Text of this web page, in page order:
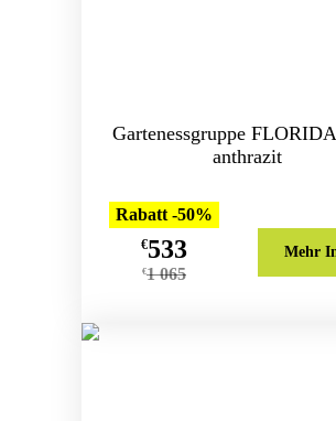
Gartenessgruppe
anthrazit
Rabatt -50%
€533
€1 065
Mehr